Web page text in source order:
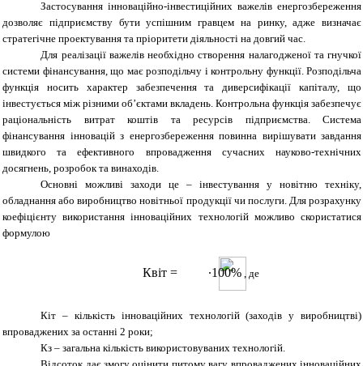
Застосування інноваційно-інвестиційних важелів енергозбереження
дозволяє підприємству бути успішним гравцем на ринку, адже визначає
стратегічне проектування та пріоритети діяльності на довгий час.
Для реалізації важелів необхідно створення налагодженої та гнучкої
системи фінансування, що має розподільчу і контрольну функції. Розподільча
функція носить характер забезпечення та диверсифікації капіталу, що
інвестується між різними об’єктами вкладень. Контрольна функція забезпечує
раціональність витрат коштів та ресурсів підприємства. Система
фінансування інновацій з енергозбереження повинна вирішувати завдання
швидкого та ефективного впровадження сучасних науково-технічних
досягнень, розробок та винаходів.
Основні можливі заходи це – інвестування у новітню техніку,
обладнання або виробництво новітньої продукції чи послуги. Для розрахунку
коефіцієнту використання інноваційних технологій можливо скористатися
формулою
Квіт = ∙100% , де
Кіт – кількість інноваційних технологій (заходів у виробництві)
впроваджених за останні 2 роки;
Кз – загальна кількість використовуваних технологій.